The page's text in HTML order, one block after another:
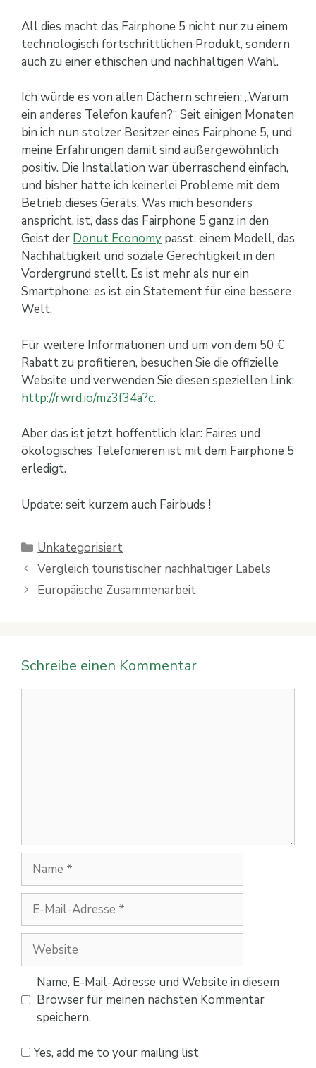
All dies macht das Fairphone 5 nicht nur zu einem
technologisch fortschrittlichen Produkt, sondern
auch zu einer ethischen und nachhaltigen Wahl.
Ich würde es von allen Dächern schreien: „Warum
ein anderes Telefon kaufen?“ Seit einigen Monaten
bin ich nun stolzer Besitzer eines Fairphone 5, und
meine Erfahrungen damit sind außergewöhnlich
positiv. Die Installation war überraschend einfach,
und bisher hatte ich keinerlei Probleme mit dem
Betrieb dieses Geräts. Was mich besonders
anspricht, ist, dass das Fairphone 5 ganz in den
Geist der Donut Economy passt, einem Modell, das
Nachhaltigkeit und soziale Gerechtigkeit in den
Vordergrund stellt. Es ist mehr als nur ein
Smartphone; es ist ein Statement für eine bessere
Welt.
Für weitere Informationen und um von dem 50 €
Rabatt zu profitieren, besuchen Sie die offizielle
Website und verwenden Sie diesen speziellen Link:
http://rwrd.io/mz3f34a?c.
Aber das ist jetzt hoffentlich klar: Faires und
ökologisches Telefonieren ist mit dem Fairphone 5
erledigt.
Update: seit kurzem auch Fairbuds !
Kategorien
Unkategorisiert
Vergleich touristischer nachhaltiger Labels
Europäische Zusammenarbeit
Schreibe einen Kommentar
Name
Mail-
Adresse
Website
Name, E-Mail-Adresse und Website in diesem
Browser für meinen nächsten Kommentar
speichern.
Yes, add me to your mailing list